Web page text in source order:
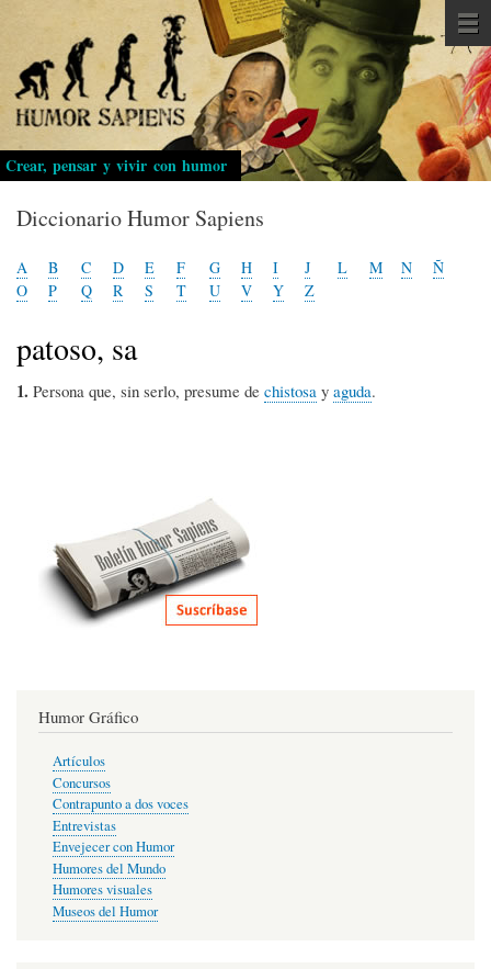
Pasar
al
contenido
principal
Crear, pensar y vivir con humor
Diccionario Humor Sapiens
A B C D E F G H I J L M N
Ñ
O
P Q R S T U V Y Z
patoso, sa
1. Persona que, sin serlo, presume de chistosa y aguda.
Humor Gráfico
Artículos
Concursos
Contrapunto a dos voces
Entrevistas
Envejecer con Humor
Humores del Mundo
Humores visuales
Museos del Humor